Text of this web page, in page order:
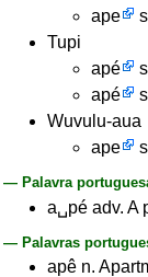
ape
Tupi
apé
apé
Wuvulu-aua
ape
— Palavra
a␣pé adv. A
— Palavras
apê n.